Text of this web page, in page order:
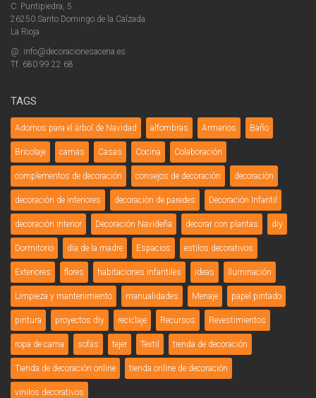
C. Puntipiedra, 5
26250 Santo Domingo de la Calzada
La Rioja
@. info@decoracionesacena.es
Tf. 680 99 22 68
TAGS
Adornos para el árbol de Navidad alfombras Armarios Baño
Bricolaje camas Casas Cocina Colaboración
complementos de decoración consejos de decoración decoración
decoración de interiores decoración de paredes Decoración Infantil
decoración interior Decoración Navideña decorar con plantas diy
Dormitorio día de la madre Espacios estilos decorativos
Exteriores flores habitaciones infantiles ideas Iluminación
Limpieza y mantenimiento manualidades Menaje papel pintado
pintura proyectos diy reciclaje Recursos Revestimientos
ropa de cama sofás tejer Textil tienda de decoración
Tienda de decoración online tienda online de decoración
vinilos decorativos